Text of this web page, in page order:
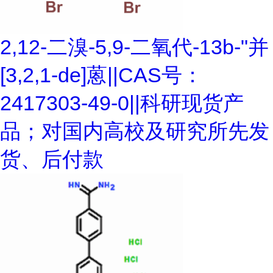
2,12-二溴-5,9-二氧代-13b-"并
[3,2,1-de]蒽||CAS号：
2417303-49-0||科研现货产
品；对国内高校及研究所先发
货、后付款